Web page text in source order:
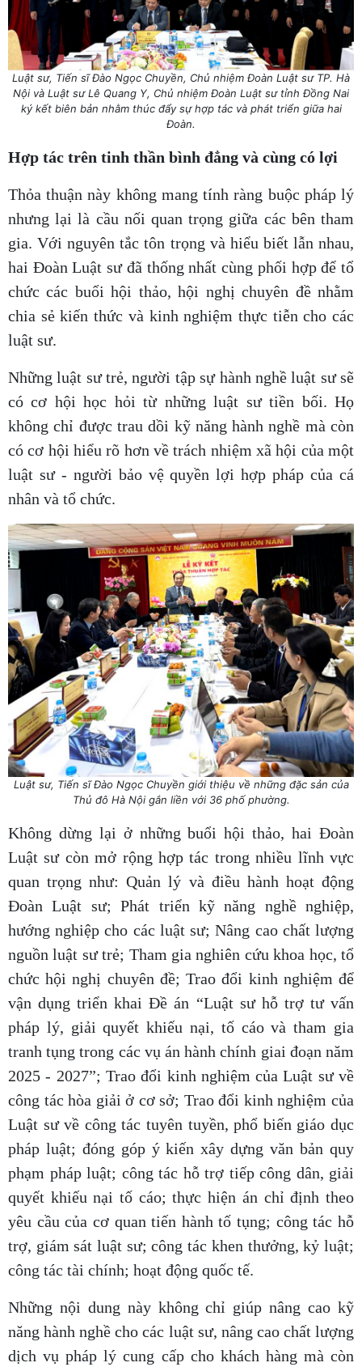
Luật sư, Tiến sĩ Đào Ngọc Chuyền, Chủ nhiệm Đoàn Luật sư TP. Hà
Nội và Luật sư Lê Quang Y, Chủ nhiệm Đoàn Luật sư tỉnh Đồng Nai
ký kết biên bản nhằm thúc đẩy sự hợp tác và phát triển giữa hai
Đoàn.
Hợp tác trên tinh thần bình đẳng và cùng có lợi
Thỏa thuận này không mang tính ràng buộc pháp lý
nhưng lại là cầu nối quan trọng giữa các bên tham
gia. Với nguyên tắc tôn trọng và hiểu biết lẫn nhau,
hai Đoàn Luật sư đã thống nhất cùng phối hợp để tổ
chức các buổi hội thảo, hội nghị chuyên đề nhằm
chia sẻ kiến thức và kinh nghiệm thực tiễn cho các
luật sư.
Những luật sư trẻ, người tập sự hành nghề luật sư sẽ
có cơ hội học hỏi từ những luật sư tiền bối. Họ
không chỉ được trau dồi kỹ năng hành nghề mà còn
có cơ hội hiểu rõ hơn về trách nhiệm xã hội của một
luật sư - người bảo vệ quyền lợi hợp pháp của cá
nhân và tổ chức.
Luật sư, Tiến sĩ Đào Ngọc Chuyền giới thiệu về những đặc sản của
Thủ đô Hà Nội gắn liền với 36 phố phường.
Không dừng lại ở những buổi hội thảo, hai Đoàn
Luật sư còn mở rộng hợp tác trong nhiều lĩnh vực
quan trọng như: Quản lý và điều hành hoạt động
Đoàn Luật sư; Phát triển kỹ năng nghề nghiệp,
hướng nghiệp cho các luật sư; Nâng cao chất lượng
nguồn luật sư trẻ; Tham gia nghiên cứu khoa học, tổ
chức hội nghị chuyên đề; Trao đổi kinh nghiệm để
vận dụng triển khai Đề án “Luật sư hỗ trợ tư vấn
pháp lý, giải quyết khiếu nại, tố cáo và tham gia
tranh tụng trong các vụ án hành chính giai đoạn năm
2025 - 2027”; Trao đổi kinh nghiệm của Luật sư về
công tác hòa giải ở cơ sở; Trao đổi kinh nghiệm của
Luật sư về công tác tuyên tuyền, phổ biến giáo dục
pháp luật; đóng góp ý kiến xây dựng văn bản quy
phạm pháp luật; công tác hỗ trợ tiếp công dân, giải
quyết khiếu nại tố cáo; thực hiện án chỉ định theo
yêu cầu của cơ quan tiến hành tố tụng; công tác hỗ
trợ, giám sát luật sư; công tác khen thưởng, kỷ luật;
công tác tài chính; hoạt động quốc tế.
Những nội dung này không chỉ giúp nâng cao kỹ
năng hành nghề cho các luật sư, nâng cao chất lượng
dịch vụ pháp lý cung cấp cho khách hàng mà còn